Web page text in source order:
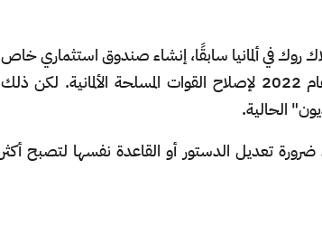
في ألمانيا سابقًا، إنشاء صندوق استثماري خاص
مشابه لصندوق بقيمة 100 مليار يورو أنشأه شولتز في عام 2022 لإصلاح القوات المسلحة الألمانية. لكن ذلك
الحالية.
ضرورة تعديل الدستور أو القاعدة نفسها لتصبح أكثر